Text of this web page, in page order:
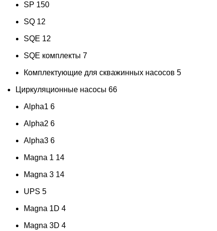
SP 150
SQ 12
SQE 12
SQE комплекты 7
Комплектующие для скважинных насосов 5
Циркуляционные насосы 66
Alpha1 6
Alpha2 6
Alpha3 6
Magna 1 14
Magna 3 14
UPS 5
Magna 1D 4
Magna 3D 4